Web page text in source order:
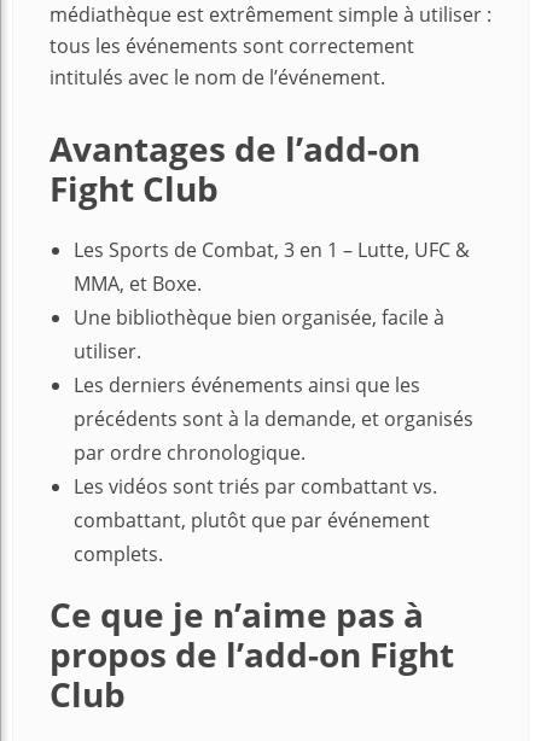
médiathèque est extrêmement simple à utiliser :
tous les événements sont correctement
intitulés avec le nom de l’événement.
Avantages de l’add-on
Fight Club
Les Sports de Combat, 3 en 1 – Lutte, UFC &
MMA, et Boxe.
Une bibliothèque bien organisée, facile à
utiliser.
Les derniers événements ainsi que les
précédents sont à la demande, et organisés
par ordre chronologique.
Les vidéos sont triés par combattant vs.
combattant, plutôt que par événement
complets.
Ce que je n’aime pas à
propos de l’add-on Fight
Club